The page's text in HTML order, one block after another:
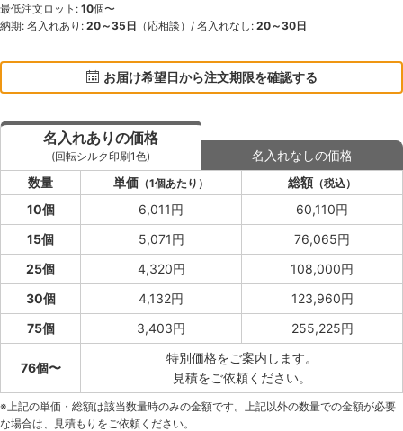
最低注文ロット: 10個〜
納期: 名入れあり: 20～35日 （応相談）/ 名入れなし: 20～30日
お届け希望日から注文期限を確認する
名入れありの価格
(回転シルク印刷1色)
名入れなしの価格
数量
単価 （1個あたり） 総額 （税込）
10個 6,011円
60,110円
15個
5,071円
76,065円
25個
4,320円
108,000円
30個
4,132円
123,960円
75個
3,403円 255,225円
76個〜
特別価格をご案内します。
見積をご依頼ください。
※上記の単価・総額は該当数量時のみの金額です。上記以外の数量での金額が必要
な場合は、見積もりをご依頼ください。